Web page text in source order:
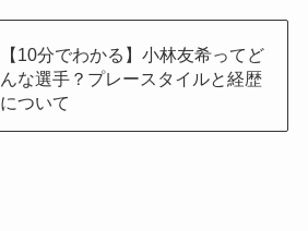
【10分でわかる】小林友希ってど
んな選手？プレースタイルと経歴
について